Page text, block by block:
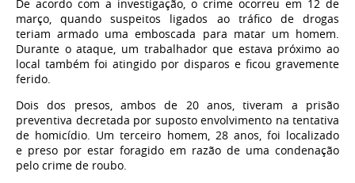
De acordo com a investigação, o crime ocorreu em 12 de
março, quando suspeitos ligados ao tráfico de drogas
teriam armado uma emboscada para matar um homem.
Durante o ataque, um trabalhador que estava próximo ao
local também foi atingido por disparos e ficou gravemente
ferido.
Dois dos presos, ambos de 20 anos, tiveram a prisão
preventiva decretada por suposto envolvimento na tentativa
de homicídio. Um terceiro homem, 28 anos, foi localizado
e preso por estar foragido em razão de uma condenação
pelo crime de roubo.